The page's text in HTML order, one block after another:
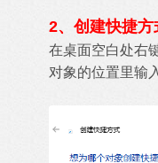
2、创建快捷方
在桌面空白处右
对象的位置里输